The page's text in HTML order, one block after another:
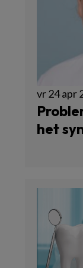
vr 24 apr
het